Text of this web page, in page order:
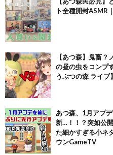
ト全種開封ASMR
【あつ森】鬼畜
の昼の虫をコンプ
うぶつの森 ライブ】
あつ森、1月アプ
新…！！？突如公
た細かすぎる小ネ
ウンGameTV